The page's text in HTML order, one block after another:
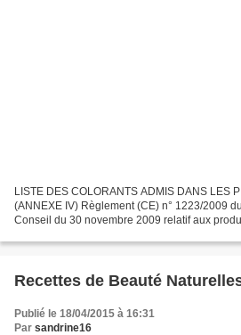
LISTE DES COLORANTS ADMIS DANS LES
(ANNEXE IV) Règlement (CE) n° 1223/2009
Conseil du 30 novembre 2009 relatif aux
Recettes de Beauté
Publié le 18/04/2015 à 16:31
Par sandrine16